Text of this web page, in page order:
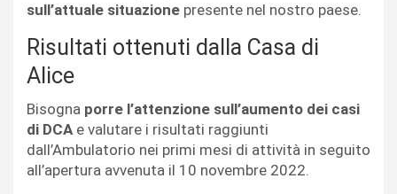
sull’attuale situazione presente nel nostro paese.
Risultati ottenuti dalla Casa di
Alice
Bisogna porre l’attenzione sull’aumento dei casi
di DCA e valutare i risultati raggiunti
dall’Ambulatorio nei primi mesi di attività in seguito
all’apertura avvenuta il 10 novembre 2022.